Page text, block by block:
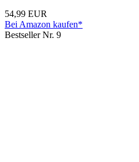
54,99 EUR
Bei Amazon kaufen*
Bestseller Nr. 9